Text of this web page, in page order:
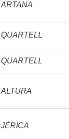
ARTANA
QUARTELL
QUARTELL
ALTURA
JÉRICA